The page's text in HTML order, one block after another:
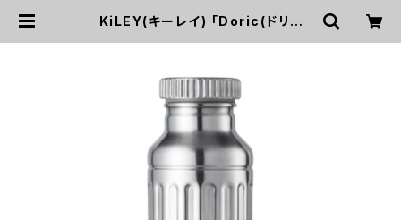
KiLEY(キーレイ) 「Doric(ドリッ